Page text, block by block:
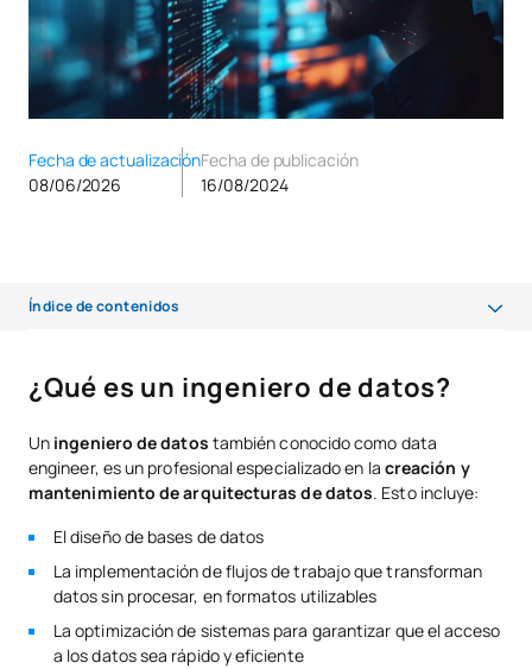
Fecha de actualización
08/06/2026
Fecha de publicación
16/08/2024
Índice de contenidos
Habilidades que un ingeniero de datos debe tener
Habilidades duras (hard skills)
Habilidades blandas (soft skills)
Herramientas y tecnologías clave para un data engineer
Lenguajes de programación
Herramientas de Big Data
¿Qué es un ingeniero de datos?
Un ingeniero de datos también conocido como data
engineer, es un profesional especializado en la creación y
mantenimiento de arquitecturas de datos. Esto incluye:
El diseño de bases de datos
La implementación de flujos de trabajo que transforman
datos sin procesar, en formatos utilizables
La optimización de sistemas para garantizar que el acceso
a los datos sea rápido y eficiente